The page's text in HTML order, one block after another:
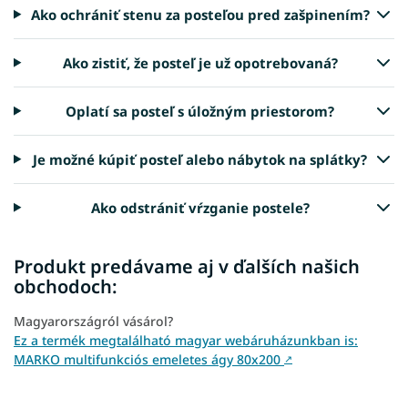
Ako ochrániť stenu za posteľou pred zašpinením?
Ako zistiť, že posteľ je už opotrebovaná?
Oplatí sa posteľ s úložným priestorom?
Je možné kúpiť posteľ alebo nábytok na splátky?
Ako odstrániť vŕzganie postele?
Produkt predávame aj v ďalších našich
obchodoch:
Magyarországról vásárol?
Ez a termék megtalálható magyar webáruházunkban is:
MARKO multifunkciós emeletes ágy 80x200 ↗